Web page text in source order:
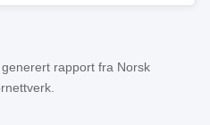
rapport fra Norsk